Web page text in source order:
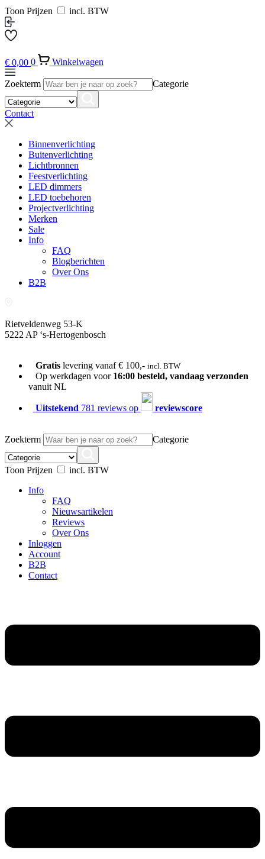
Toon Prijzen incl. BTW
€ 0,00 0 Winkelwagen
Zoekterm Categorie
Contact
Binnenverlichting
Buitenverlichting
Lichtbronnen
Feestverlichting
LED dimmers
LED toebehoren
Projectverlichting
Merken
Sale
Info
FAQ
Blogberichten
Over Ons
B2B
Rietveldenweg 53-K
5222 AP ‘s-Hertogenbosch
Gratislevering vanaf € 100,- incl. BTW
Op werkdagen voor 16:00 besteld, vandaag verzonden
vanuit NL
Uitstekend 781 reviews op reviewscore
Zoekterm Categorie
Toon Prijzen
incl. BTW
Info
FAQ
Nieuwsartikelen
Reviews
Over Ons
Inloggen
Account
B2B
Contact